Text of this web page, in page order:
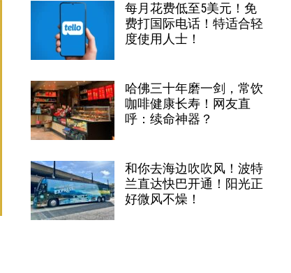
每月花费低至5美元！免
费打国际电话！特适合轻
度使用人士！
哈佛三十年磨一剑，常饮
咖啡健康长寿！网友直
呼：续命神器？
和你去海边吹吹风！波特
兰直达快巴开通！阳光正
好微风不燥！